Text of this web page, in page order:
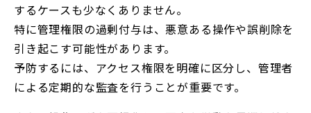
するケースも少なくありません。
特に管理権限の過剰付与は、悪意ある操作や誤削除を
引き起こす可能性があります。
予防するには、アクセス権限を明確に区分し、管理者
による定期的な監査を行うことが重要です。